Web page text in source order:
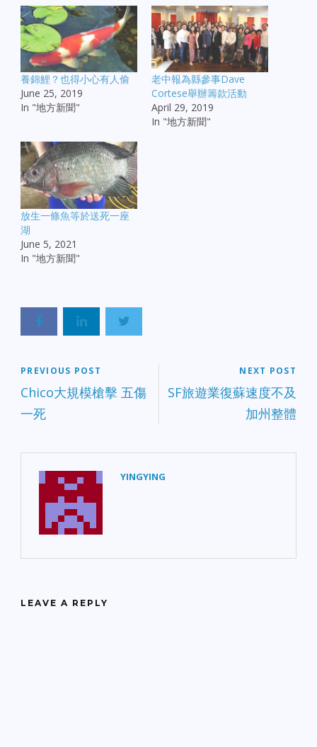
養錦鯉？也得小心有人偷
June 25, 2019
In "地方新聞"
老中報為縣參事Dave
Cortese舉辦籌款活動
April 29, 2019
In "地方新聞"
放生一條魚等於送死一座
湖
June 5, 2021
In "地方新聞"
PREVIOUS POST
Chico大規模槍擊 五傷
一死
NEXT POST
SF旅遊業復蘇速度不及
加州整體
YINGYING
LEAVE A REPLY